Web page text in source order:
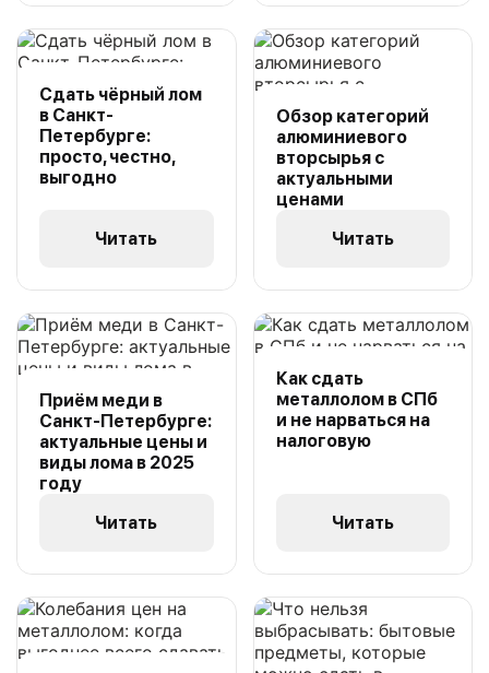
Сдать чёрный лом
в Санкт-
Петербурге:
просто, честно,
выгодно
Читать
Обзор категорий
алюминиевого
вторсырья с
актуальными
ценами
Читать
Приём меди в
Санкт-Петербурге:
актуальные цены и
виды лома в 2025
году
Читать
Как сдать
металлолом в СПб
и не нарваться на
налоговую
Читать